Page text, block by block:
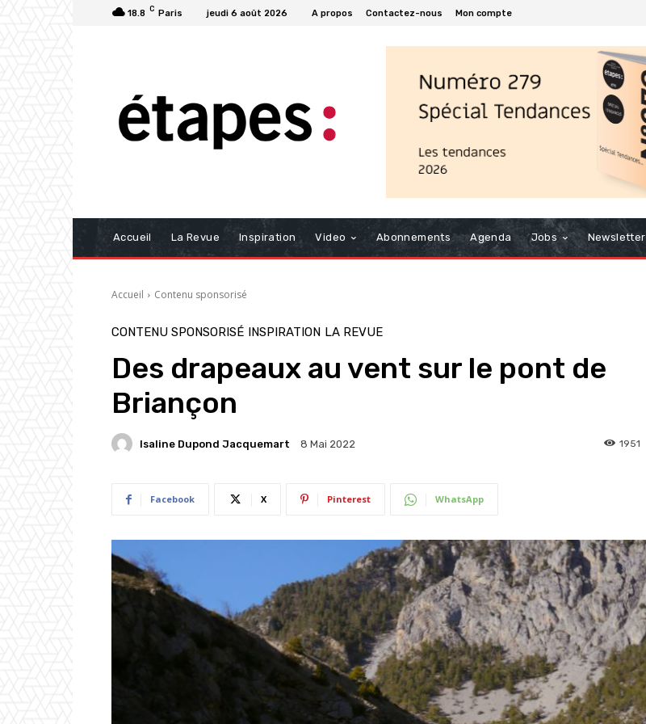
18.8 C Paris jeudi 6 août 2026 A propos Contactez-nous Mon compte
Accueil La Revue Inspiration Video Abonnements Agenda Jobs Newsletter
Accueil Contenu sponsorisé
CONTENU SPONSORISÉ INSPIRATION LA REVUE
Des drapeaux au vent sur le pont de
Briançon
Isaline Dupond Jacquemart 8 Mai 2022 1951
Facebook X Pinterest WhatsApp